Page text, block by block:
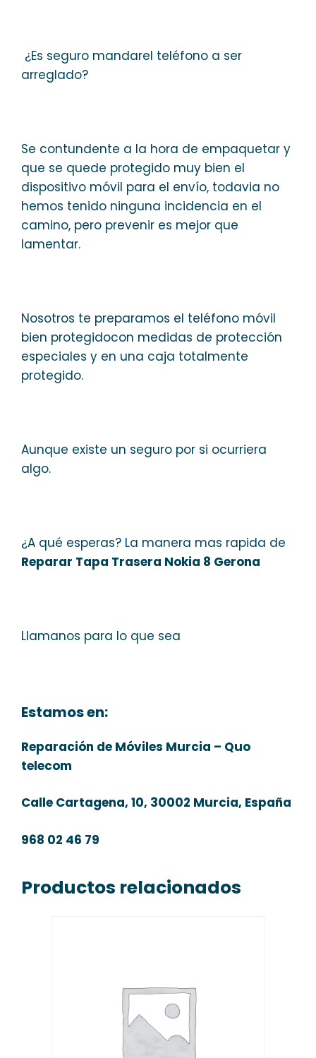
¿Es seguro mandarel teléfono a ser
arreglado?
Se contundente a la hora de empaquetar y
que se quede protegido muy bien el
dispositivo móvil para el envío, todavia no
hemos tenido ninguna incidencia en el
camino, pero prevenir es mejor que
lamentar.
Nosotros te preparamos el teléfono móvil
bien protegidocon medidas de protección
especiales y en una caja totalmente
protegido.
Aunque existe un seguro por si ocurriera
algo.
¿A qué esperas? La manera mas rapida de
Reparar Tapa Trasera Nokia 8 Gerona
Llamanos para lo que sea
Estamos en:
Reparación de Móviles Murcia – Quo
telecom
Calle Cartagena, 10, 30002 Murcia, España
968 02 46 79
Productos relacionados